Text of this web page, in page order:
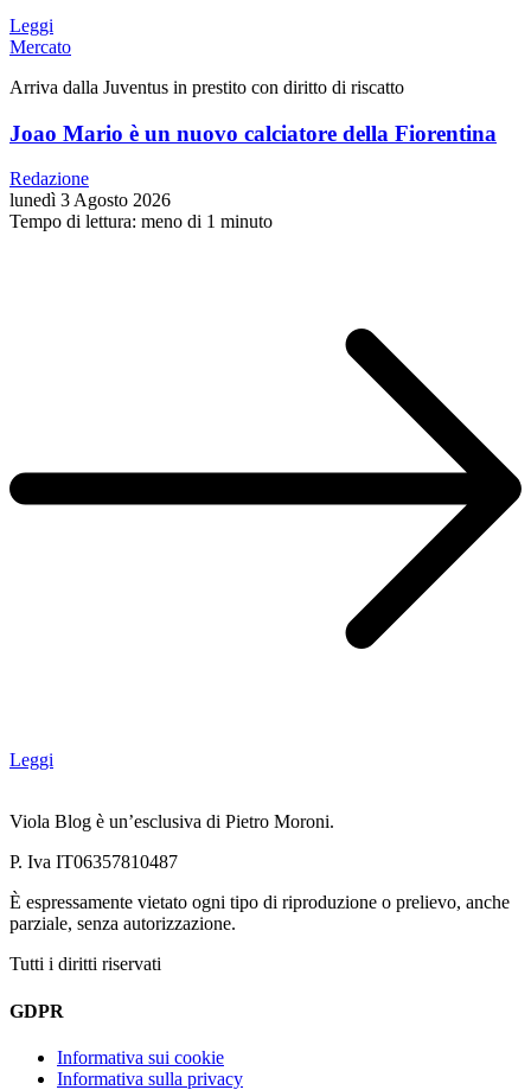
Leggi
Mercato
Arriva dalla Juventus in prestito con diritto di riscatto
Joao Mario è un nuovo calciatore della Fiorentina
Redazione
lunedì 3 Agosto 2026
Tempo di lettura: meno di 1 minuto
Leggi
Viola Blog è un’esclusiva di Pietro Moroni.
P. Iva IT06357810487
È espressamente vietato ogni tipo di riproduzione o prelievo, anche
parziale, senza autorizzazione.
Tutti i diritti riservati
GDPR
Informativa sui cookie
Informativa sulla privacy